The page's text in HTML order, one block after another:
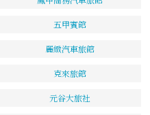
五甲賓館
麗緻汽車旅館
克來旅館
元谷大旅社